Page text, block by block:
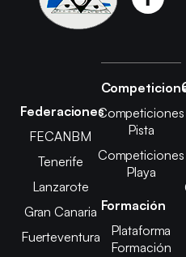
Federaciones
FECANBM
Tenerife
Lanzarote
Gran Canaria
Fuerteventura
Competiciones
Pista
Competiciones
Playa
Formación
Plataforma
Formación